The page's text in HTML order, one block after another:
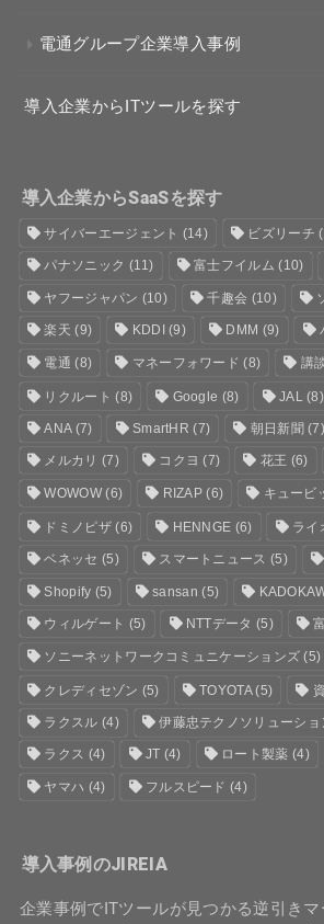
電通グループ企業導入事例
導入企業からITツールを探す
導入企業からSaaSを探す
サイバーエージェント (14) ビズリーチ
パナソニック (11) 富士フイルム (10)
ヤフージャパン (10) 千趣会 (10)
楽天 (9) KDDI (9) DMM (9)
電通 (8) マネーフォワード (8) 講
リクルート (8) Google (8) JAL (8)
ANA(7) SmartHR (7) 朝日新聞 (7)
メルカリ (7) コクヨ (7) 花王 (6)
WOWOW(6) RIZAP (6) キュービ
ドミノピザ(6) HENNGE (6) ライ
ベネッセ (5) スマートニュース (5)
Shopify (5) sansan (5)
ウィルゲート (5) NTTデータ (5)
ソニーネットワークコミュニケーションズ (5)
クレディセゾン (5) TOYOTA(5)
ラクスル (4) 伊藤忠テクノソリューショ
ラクス (4) JT (4) ロート製薬 (4)
ヤマハ (4) フルスピード (4)
導入事例のJIREIA
企業事例でITツールが見つかる逆引きマ